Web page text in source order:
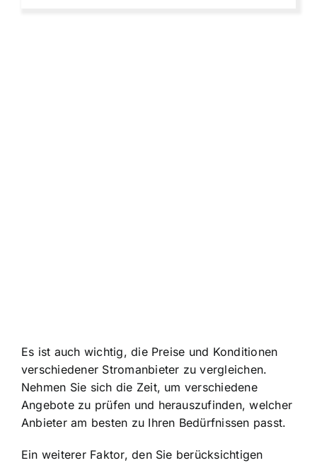
Es ist auch wichtig, die Preise und Konditionen
verschiedener Stromanbieter zu vergleichen.
Nehmen Sie sich die Zeit, um verschiedene
Angebote zu prüfen und herauszufinden, welcher
Anbieter am besten zu Ihren Bedürfnissen passt.
Ein weiterer Faktor, den Sie berücksichtigen